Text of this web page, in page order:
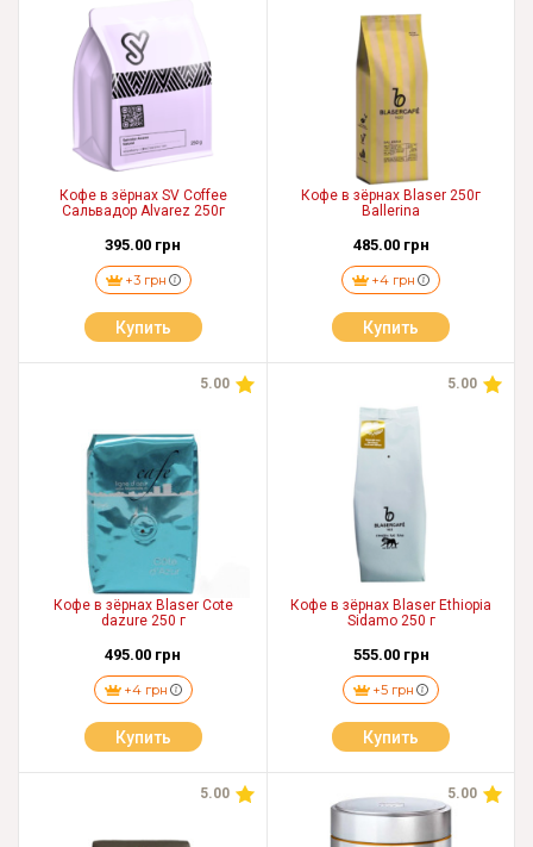
Кофе в зёрнах SV Coffee
Сальвадор Alvarez 250г
395.00 грн
+3 грн
Купить
Кофе в зёрнах Blaser 250г
Ballerina
485.00 грн
+4 грн
Купить
5.00
Кофе в зёрнах Blaser Cote
dazure 250 г
495.00 грн
+4 грн
Купить
5.00
Кофе в зёрнах Blaser Ethiopia
Sidamo 250 г
555.00 грн
+5 грн
Купить
5.00 5.00